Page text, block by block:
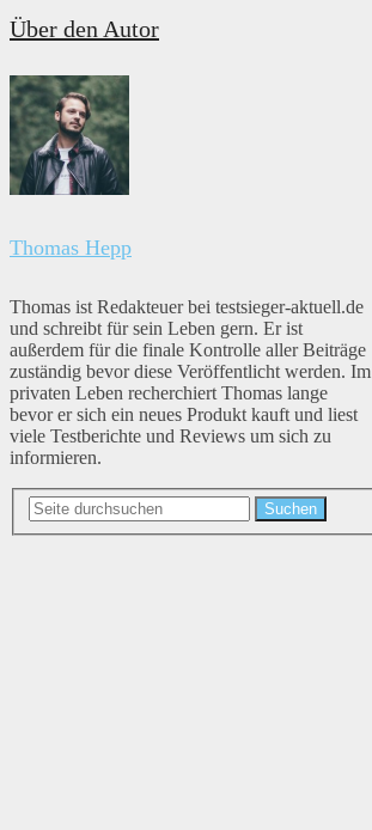
Über den Autor
Thomas Hepp
Thomas ist Redakteuer bei testsieger-aktuell.de
und schreibt für sein Leben gern. Er ist
außerdem für die finale Kontrolle aller Beiträge
zuständig bevor diese Veröffentlicht werden. Im
privaten Leben recherchiert Thomas lange
bevor er sich ein neues Produkt kauft und liest
viele Testberichte und Reviews um sich zu
informieren.
Suchen